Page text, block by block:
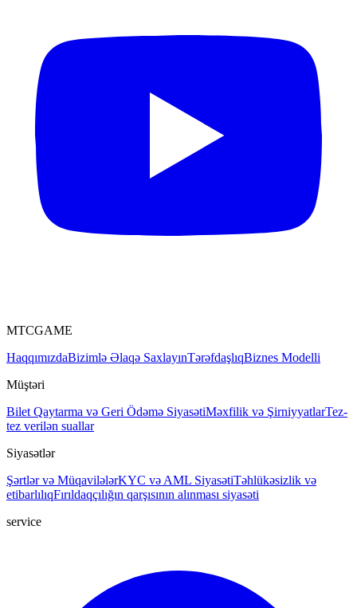
MTCGAME
HaqqımızdaBizimlə Əlaqə SaxlayınTərəfdaşlıqBiznes Modelli
Müştəri
Bilet Qaytarma və Geri Ödəmə SiyasətiMəxfilik və ŞirniyyatlarTez-
tez verilən suallar
Siyasətlər
Şərtlər və MüqavilələrKYC və AML SiyasətiTəhlükəsizlik və
etibarlılıqFırıldaqçılığın qarşısının alınması siyasəti
service